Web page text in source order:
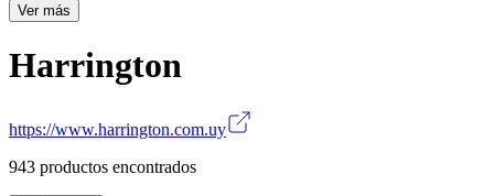
Ver más
Harrington
https://www.harrington.com.uy
943 productos encontrados